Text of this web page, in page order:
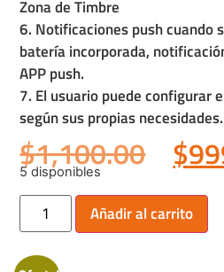
Zona de Timbre
6. Notificaciones push cuando
batería incorporada,
APP push.
7. El usuario puede configurar
según sus propias necesidades.
$1,100.00 $
5 disponibles
Añadir al carrito